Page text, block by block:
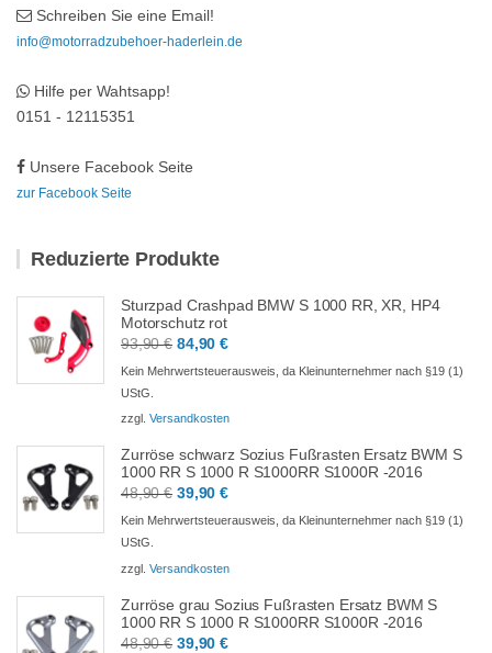
Schreiben Sie eine Email!
info@motorradzubehoer-haderlein.de
Hilfe per Wahtsapp!
0151 - 12115351
Unsere Facebook Seite
zur Facebook Seite
Reduzierte Produkte
Sturzpad Crashpad BMW S 1000 RR, XR, HP4
Motorschutz rot
93,90€ Ursprünglicher
Preis
93,90 €
84,90€Aktueller
Preis
84,90 €.
Kein Mehrwertsteuerausweis, da Kleinunternehmer nach §19 (1)
UStG.
zzgl. Versandkosten
Zurröse schwarz Sozius Fußrasten Ersatz BWM S
1000 RR S 1000 R S1000RR S1000R -2016
48,90€ Ursprünglicher
Preis
48,90 €
39,90€Aktueller
Preis
39,90 €.
Kein Mehrwertsteuerausweis, da Kleinunternehmer nach §19 (1)
UStG.
zzgl. Versandkosten
Zurröse grau Sozius Fußrasten Ersatz BWM S
1000 RR S 1000 R S1000RR S1000R -2016
48,90€ Ursprünglicher
39,90€Aktueller